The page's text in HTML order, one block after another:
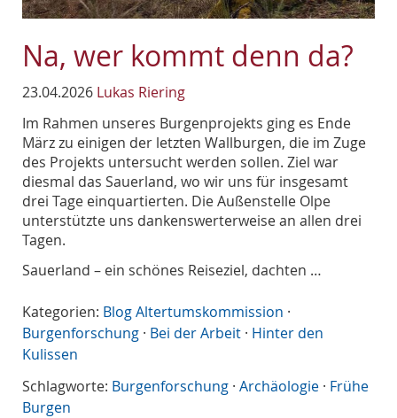
Na, wer kommt denn da?
23.04.2026 Lukas Riering
Im Rahmen unseres Burgenprojekts ging es Ende
März zu einigen der letzten Wallburgen, die im Zuge
des Projekts untersucht werden sollen. Ziel war
diesmal das Sauerland, wo wir uns für insgesamt
drei Tage einquartierten. Die Außenstelle Olpe
unterstützte uns dankenswerterweise an allen drei
Tagen.
Sauerland – ein schönes Reiseziel, dachten …
Kategorien: Blog Altertumskommission ·
Burgenforschung · Bei der Arbeit · Hinter den
Kulissen
Schlagworte: Burgenforschung · Archäologie · Frühe
Burgen